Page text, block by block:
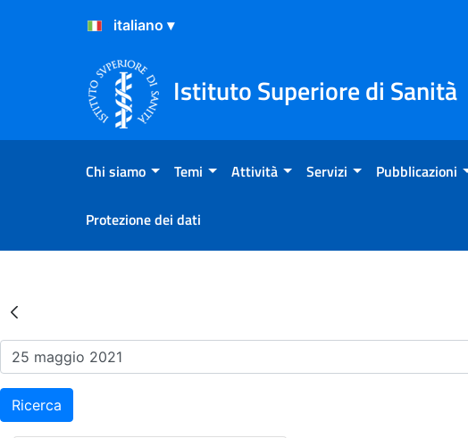
Salta al Contenuto
Salta al Footer
Istituto Superiore di Sanità
Chi siamo Temi Attività Servizi Pubblicazioni
Protezione dei dati
Risultati della Ricerca - Eventi
Ricerca